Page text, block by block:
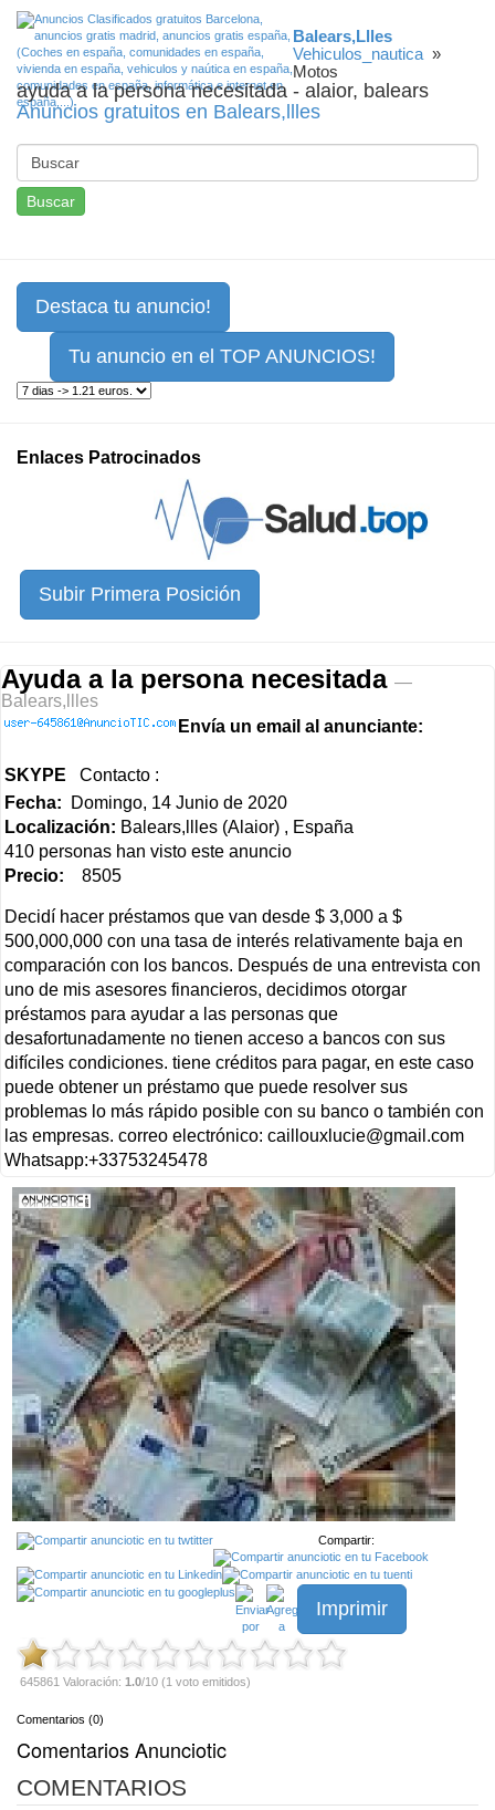
Balears,llles
Vehiculos_nautica »
Motos
ayuda a la persona necesitada - alaior, balears
Anuncios gratuitos en Balears,llles
Buscar
Destaca tu anuncio!
Tu anuncio en el TOP ANUNCIOS!
Enlaces Patrocinados
Subir Primera Posición
Ayuda a la persona necesitada —
Balears,llles
Envía un email al anunciante:
SKYPE Contacto :
Fecha:
Domingo, 14 Junio de 2020
Localización: Balears,llles (Alaior) , España
410 personas han visto este anuncio
Precio: 8505
Decidí hacer préstamos que van desde $ 3,000 a $
500,000,000 con una tasa de interés relativamente baja en
comparación con los bancos. Después de una entrevista con
uno de mis asesores financieros, decidimos otorgar
préstamos para ayudar a las personas que
desafortunadamente no tienen acceso a bancos con sus
difíciles condiciones. tiene créditos para pagar, en este caso
puede obtener un préstamo que puede resolver sus
problemas lo más rápido posible con su banco o también con
las empresas. correo electrónico: caillouxlucie@gmail.com
Whatsapp:+33753245478
Compartir:
Imprimir
645861 Valoración: 1.0/10 (1 voto emitidos)
Comentarios (0)
Comentarios Anunciotic
COMENTARIOS